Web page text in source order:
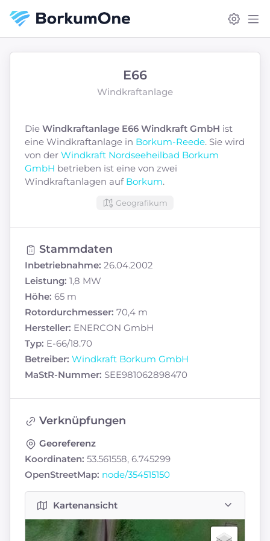
E66
Windkraftanlage
Die Windkraftanlage E66 Windkraft GmbH ist
eine Windkraftanlage in Borkum-Reede. Sie wird
von der Windkraft Nordseeheilbad Borkum
GmbH betrieben ist eine von zwei
Windkraftanlagen auf Borkum.
Geografikum
Stammdaten
Inbetriebnahme: 26.04.2002
Leistung: 1,8 MW
Höhe: 65 m
Rotordurchmesser: 70,4 m
Hersteller: ENERCON GmbH
Typ: E-66/18.70
Betreiber: Windkraft Borkum GmbH
MaStR-Nummer: SEE981062898470
Verknüpfungen
Georeferenz
Koordinaten: 53.561558, 6.745299
OpenStreetMap: node/354515150
Kartenansicht